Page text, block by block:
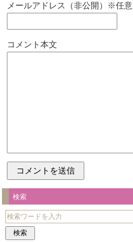
メールアドレス（非公開）※任意
コメント本文
検索